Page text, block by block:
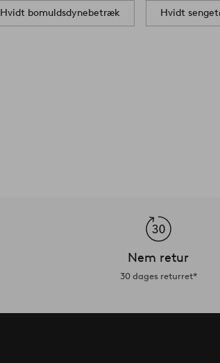
Hvidt bomuldsdynebetræk Hvidt
Nem retur
30 dages returret*